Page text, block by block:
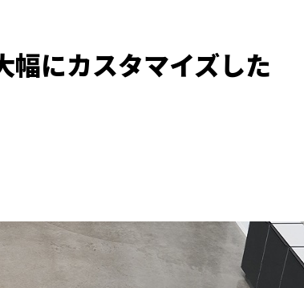
幅にカスタマイズした